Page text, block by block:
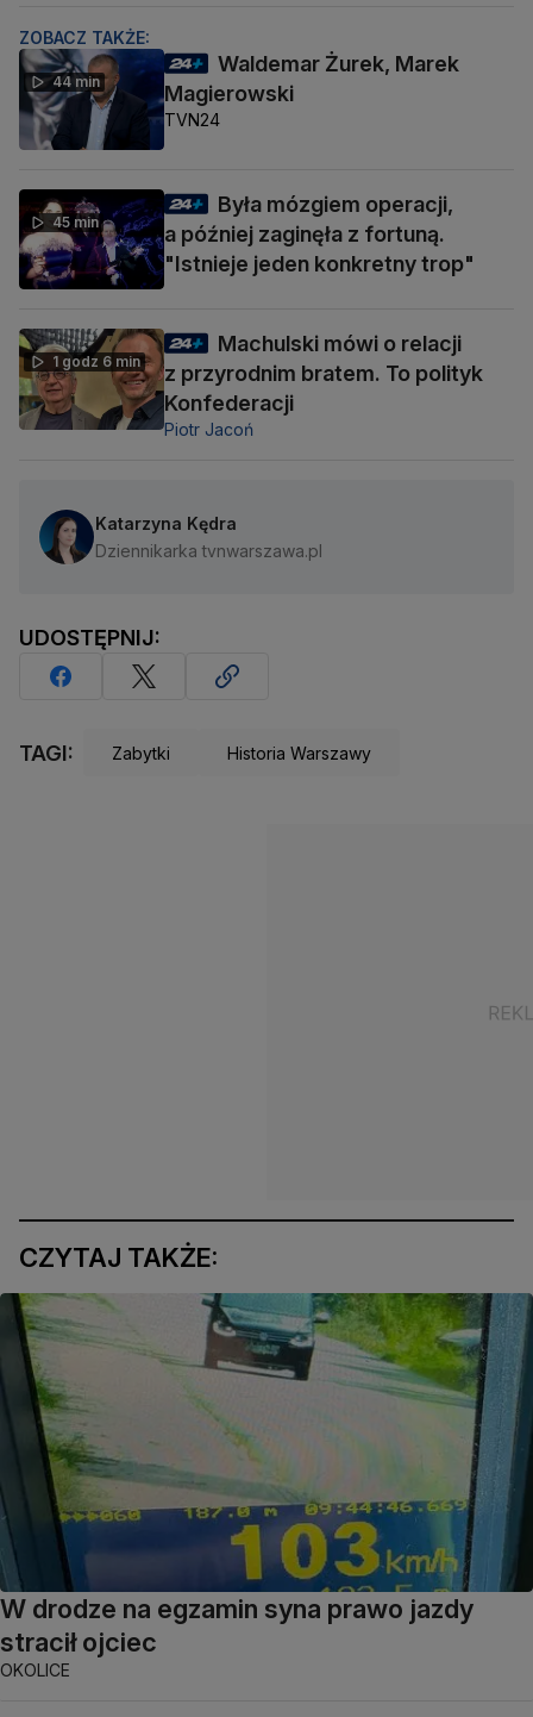
ZOBACZ TAKŻE:
44 min
Waldemar Żurek, Marek
Magierowski
TVN24
45 min
Była mózgiem operacji,
a później zaginęła z fortuną.
"Istnieje jeden konkretny trop"
1 godz 6 min
Machulski mówi o relacji
z przyrodnim bratem. To polityk
Konfederacji
Piotr Jacoń
Katarzyna Kędra
Dziennikarka tvnwarszawa.pl
UDOSTĘPNIJ:
TAGI: Zabytki Historia Warszawy
CZYTAJ TAKŻE:
W drodze na egzamin syna prawo jazdy
stracił ojciec
OKOLICE